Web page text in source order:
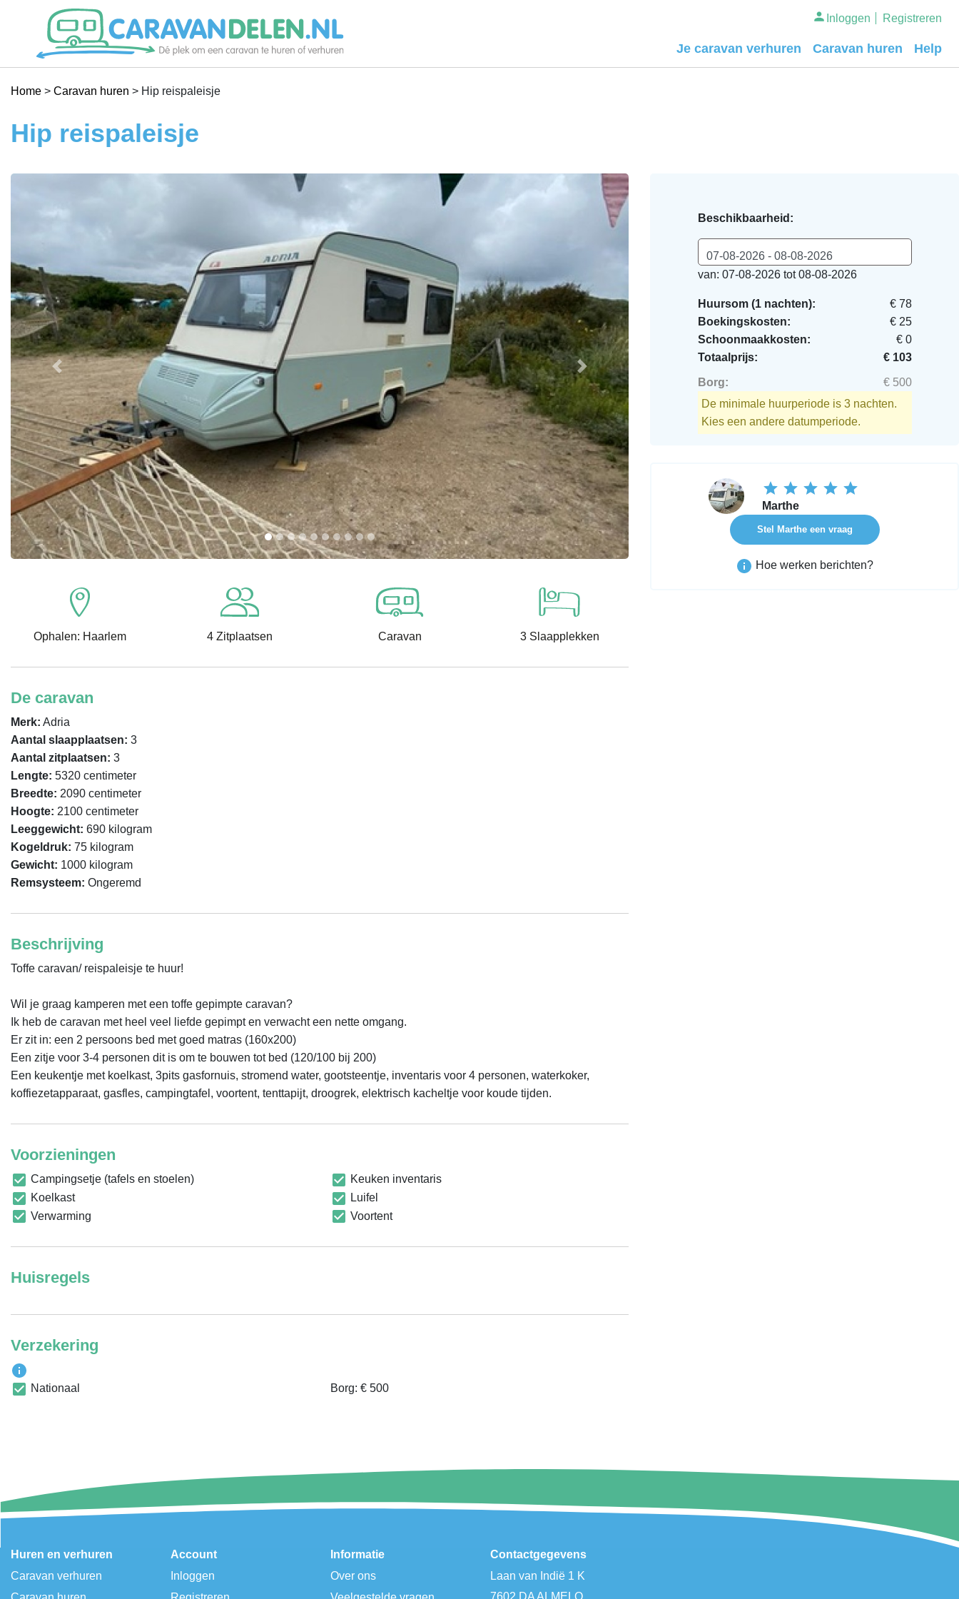
Je caravan verhuren
Caravan huren
Help
Inloggen Registreren
Je caravan verhuren Caravan huren Help
Home > Caravan huren > Hip reispaleisje
Hip reispaleisje
Previous Next
Ophalen: Haarlem 4 Zitplaatsen Caravan 3 Slaapplekken
De caravan
Merk: Adria
Aantal slaapplaatsen: 3
Aantal zitplaatsen: 3
Lengte: 5320 centimeter
Breedte: 2090 centimeter
Hoogte: 2100 centimeter
Leeggewicht: 690 kilogram
Kogeldruk: 75 kilogram
Gewicht: 1000 kilogram
Remsysteem: Ongeremd
Beschrijving
Toffe caravan/ reispaleisje te huur!
Wil je graag kamperen met een toffe gepimpte caravan?
Ik heb de caravan met heel veel liefde gepimpt en verwacht een nette omgang.
Er zit in: een 2 persoons bed met goed matras (160x200)
Een zitje voor 3-4 personen dit is om te bouwen tot bed (120/100 bij 200)
Een keukentje met koelkast, 3pits gasfornuis, stromend water, gootsteentje, inventaris voor 4 personen, waterkoker,
koffiezetapparaat, gasfles, campingtafel, voortent, tenttapijt, droogrek, elektrisch kacheltje voor koude tijden.
Voorzieningen
Campingsetje (tafels en stoelen)
Keuken inventaris
Koelkast
Luifel
Verwarming
Voortent
Huisregels
Verzekering
Nationaal Borg: € 500
Beschikbaarheid:
07-08-2026 - 08-08-2026
van: 07-08-2026 tot 08-08-2026
Huursom (1 nachten):
€ 78
Boekingskosten:
€ 25
Schoonmaakkosten:
€ 0
Totaalprijs:
€ 103
Borg:
€ 500
De minimale huurperiode is 3 nachten.
Kies een andere datumperiode.
Marthe
Stel Marthe een vraag
Hoe werken berichten?
Huren en verhuren
Caravan verhuren
Account
Inloggen
Informatie
Over ons
Contactgegevens
Laan van Indië 1 K